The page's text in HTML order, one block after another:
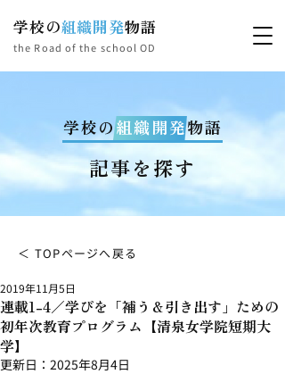
学校の組織開発物語
the Road of the school OD
学校の組織開発物語
記事を探す
＜ TOPページへ戻る
連載1-4／学びを「補う＆引き出す」ための
初年次教育プログラム【清泉女学院短期大
学】
2019年11月5日
更新日： 2025年8月4日